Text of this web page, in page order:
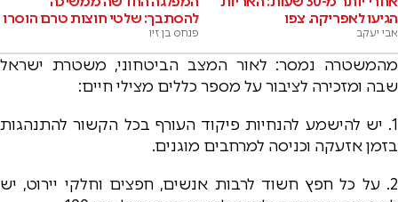
הגיעו לאפריקה. צפו
אבי יעקב
להסתבך: שלטי חוצות טרם הוסרו
פנחס בן זיו
מהמשטרה נמסר: לאור המצב הביטחוני, משטרת ישראל
שבה ומזכירה לציבור על מספר כללים מצילי חיים:
1. יש להישמע להנחיות פיקוד העורף בכל הקשור להתנהגות
בזמן אזעקה וכניסה למרחבים מוגנים.
2. על כל חפץ חשוד לרבות אנשים, חפצים וחלקי יירוט, יש